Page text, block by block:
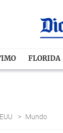
FLORIDA
> Mundo